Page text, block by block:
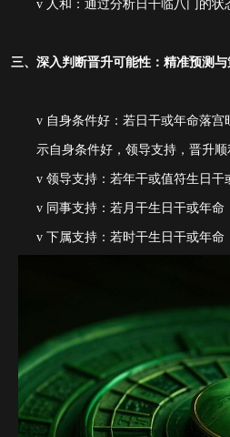
v 人和：通过分析日干临八门的
三、深入判断晋升可能性：精准预测与
v 自身条件好：若日干或年命落
示自身条件好，领导支持，晋升顺
v 领导支持：若年干或值符生日干
v 同事支持：若月干生日干或年命
v 下属支持：若时干生日干或年命